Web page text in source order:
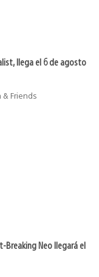
llega el 6 de agosto
Friends
Breaking Neo llegará el